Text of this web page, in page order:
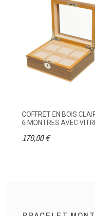
COFFRET EN BOIS
6 MONTRES AVEC
170,00 €